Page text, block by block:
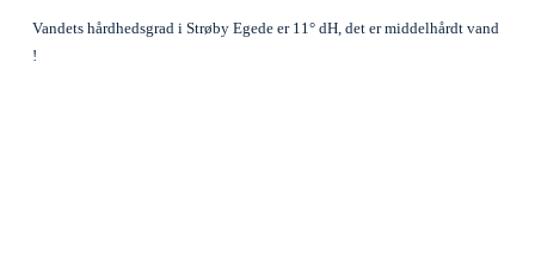
Vandets hårdhedsgrad i Strøby Egede er 11° dH, det er middelhårdt vand
!